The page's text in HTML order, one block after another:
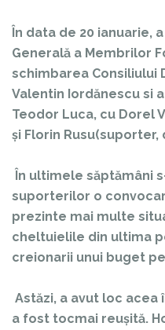
În data de 20 ianuarie,
Generală a Membrilor
schimbarea Consiliului
Valentin Iordănescu si
Teodor Luca, cu Dorel
și Florin
În ultimele săptămâni
suporterilor o
prezinte mai multe
cheltuielile din ultima
creionarii unui buget
Astăzi, a avut loc acea
a fost tocmai reușită.